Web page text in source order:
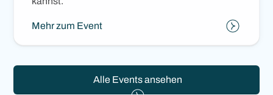
Mehr zum Event
Alle Events ansehen